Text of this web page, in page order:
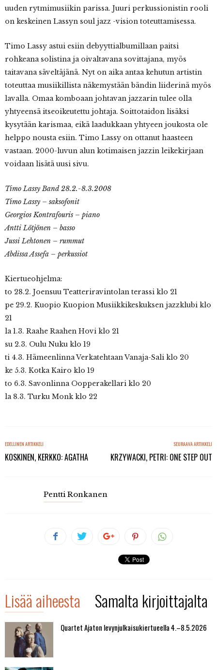
uuden rytmimusiikin parissa. Juuri perkussionistin rooli
on keskeinen Lassyn soul jazz -vision toteuttamisessa.
Timo Lassy astui esiin debyyttialbumillaan paitsi
rohkeana solistina ja oivaltavana sovittajana, myös
taitavana säveltäjänä. Nyt on aika antaa kehutun artistin
toteuttaa musiikillista näkemystään bändin liiderinä myös
lavalla. Omaa komboaan johtavan jazzarin tulee olla
yhtyeensä itseoikeutettu johtaja. Soittotaidon lisäksi
kysytään karismaa, eikä laadukkaan yhtyeen joukosta ole
helppo nousta esiin. Timo Lassy on ottanut haasteen
vastaan. 2000-luvun alun kotimaisen jazzin leikekirjaan
voidaan lisätä uusi sivu.
TimoLassy Band 28.2.-8.3.2008
Timo Lassy – saksofonit
Georgios Kontrafouris – piano
Antti Lötjönen – basso
Jussi Lehtonen – rummut
Abdissa Assefa – perkussiot
Kiertueohjelma:
to 28.2. Joensuu Teatteriravintolan terassi klo 21
pe 29.2. Kuopio Kuopion Musiikkikeskuksen jazzklubi klo
21
la 1.3. Raahe Raahen Hovi klo 21
su 2.3. Oulu Nuku klo 19
ti 4.3. Hämeenlinna Verkatehtaan Vanaja-Sali klo 20
ke 5.3. Kotka Kairo klo 19
to 6.3. Savonlinna Oopperakellari klo 20
la 8.3. Turku Monk klo 22
EDELLINEN ARTIKKELI
KOSKINEN, KERKKO: AGATHA
SEURAAVA ARTIKKELI
KRZYWACKI, PETRI: ONE STEP OUT
Pentti Ronkanen
Lisää aiheesta Samalta kirjoittajalta
Quartet Ajaton levynjulkaisukiertueella 4.–8.5.2026